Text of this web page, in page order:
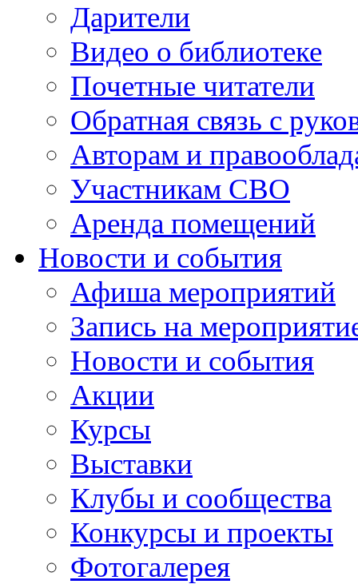
Дарители
Видео о библиотеке
Почетные читатели
Обратная связь с
Авторам и
Участникам СВО
Аренда помещений
Новости и события
Афиша мероприятий
Запись на
Новости и события
Акции
Курсы
Выставки
Клубы и сообщества
Конкурсы и проекты
Фотогалерея